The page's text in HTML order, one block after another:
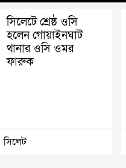
সিলেটে শ্রেষ্ঠ ওসি
হলেন গোয়াইনঘাট
থানার ওসি ওমর
ফারুক
সিলেট